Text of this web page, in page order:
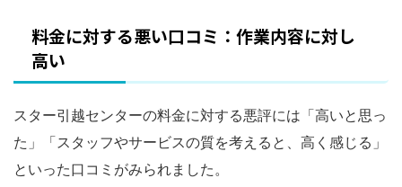
料金に対する悪い口コミ：作業内容に対し
高い
スター引越センターの料金に対する悪評には「高いと思っ
た」「スタッフやサービスの質を考えると、高く感じる」
といった口コミがみられました。